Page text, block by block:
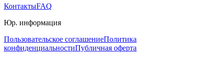
КонтактыFAQ
Юр. информация
Пользовательское соглашениеПолитика
конфиденциальностиПубличная оферта